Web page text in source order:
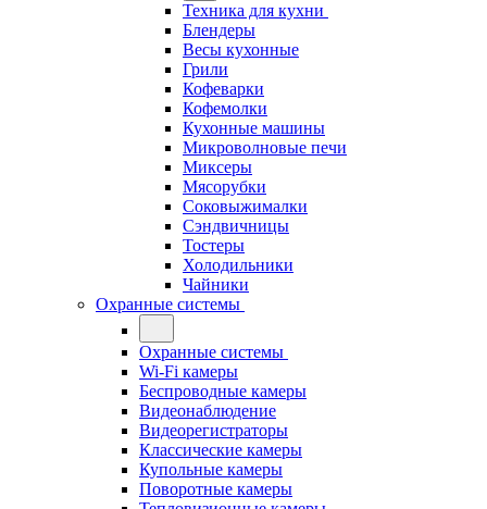
Техника для кухни
Блендеры
Весы кухонные
Грили
Кофеварки
Кофемолки
Кухонные машины
Микроволновые печи
Миксеры
Мясорубки
Соковыжималки
Сэндвичницы
Тостеры
Холодильники
Чайники
Охранные системы
Охранные системы
Wi-Fi камеры
Беспроводные камеры
Видеонаблюдение
Видеорегистраторы
Классические камеры
Купольные камеры
Поворотные камеры